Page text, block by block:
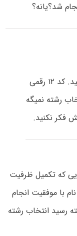
شد؟یانه؟
دوست خوبم به این شایعات توجه نکنید. کد ۱۲ رقمی
رشته نمیگه
فکر نکنید.
که تکمیل ظرفیت
با موفقیت انجام
رسید انتخاب رشته